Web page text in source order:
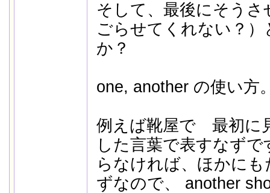
そして、最後にそう
ごらせてくれない？
か？
one, another の使い方
例えば靴屋で 最初に
した言葉で表すなず
らなければ、ほかに
ずなので、 another